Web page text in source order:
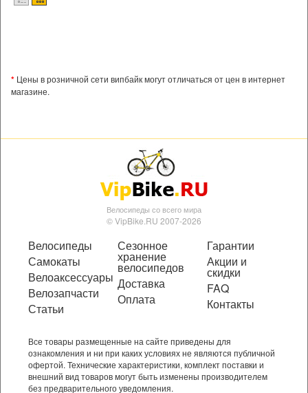
* Цены в розничной сети випбайк могут отличаться от цен в интернет
магазине.
Велосипеды со всего мира
© VipBike.RU 2007-2026
Велосипеды
Самокаты
Велоаксессуары
Велозапчасти
Статьи
Сезонное
хранение
велосипедов
Доставка
Оплата
Гарантии
Акции и
скидки
FAQ
Контакты
Все товары размещенные на сайте приведены для
ознакомления и ни при каких условиях не являются публичной
офертой. Технические характеристики, комплект поставки и
внешний вид товаров могут быть изменены производителем
без предварительного уведомления.